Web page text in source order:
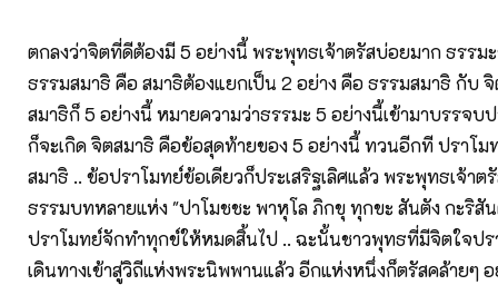
ตกลงว่าจิตที่ดีต้องมี 5 อย่างนี้ พระพุทธเจ้าตรัสบ่อยมาก ธรรม
ธรรมสมาธิ คือ สมาธิต้องแยกเป็น 2 อย่าง คือ ธรรมสมาธิ กับ
สมาธิก็ 5 อย่างนี้ หมายความว่าธรรมะ 5 อย่างนี้เข้ามาบรรจบ
ก็จะเกิด จิตสมาธิ คือข้อสุดท้ายของ 5 อย่างนี้ ทวนอีกที ปราโ
สมาธิ .. ข้อปราโมทย์ข้อเดียวก็ประเสริฐเลิศแล้ว พระพุทธเจ้าต
ธรรมบทหลายแห่ง "ปาโมชชะ พาหุโล ภิกขุ ทุกขะ สันตัง กะริสั
ปราโมทย์จักทำทุกข์ให้หมดสิ้นไป .. ฉะนั้นชาวพุทธที่มีจิตใจปร
เดินทางเข้าสู่วิถีแห่งพระนิพพานแล้ว อีกแห่งหนึ่งก็ตรัสคล้ายๆ